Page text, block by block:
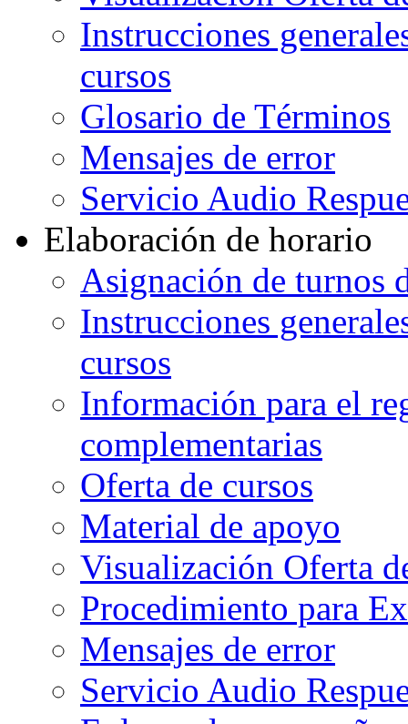
Instrucciones
cursos
Glosario de Términos
Mensajes de error
Servicio Audio
Elaboración de horario
Asignación de turnos
Instrucciones
cursos
Información para el
complementarias
Oferta de cursos
Material de apoyo
Visualización Oferta
Procedimiento para
Mensajes de error
Servicio Audio